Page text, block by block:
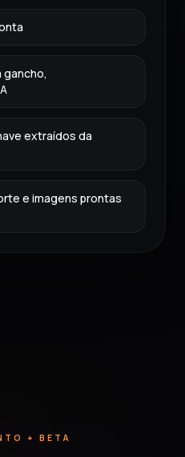
gancho,
extraídos da
e imagens prontas
+ BETA